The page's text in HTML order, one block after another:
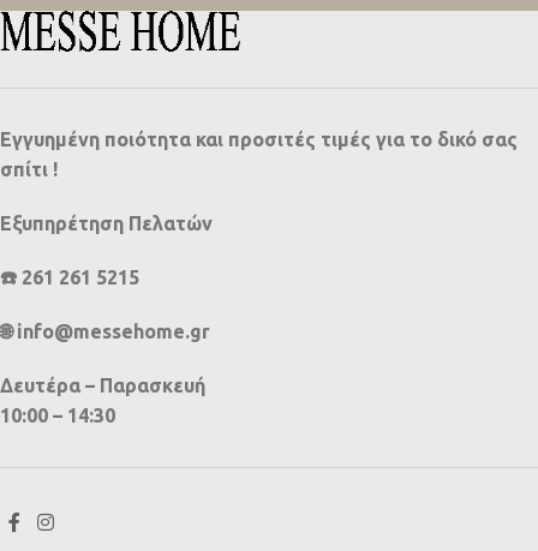
Εγγυημένη ποιότητα και προσιτές τιμές για το δικό σας
σπίτι !
Εξυπηρέτηση Πελατών
☎️ 261 261 5215
🌐 info@messehome.gr
Δευτέρα – Παρασκευή
10:00 – 14:30